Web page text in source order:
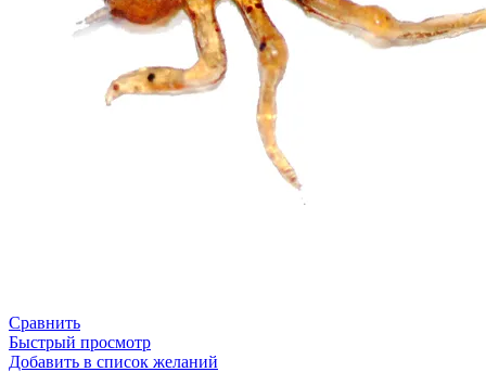
Сравнить
Быстрый просмотр
Добавить в список желаний